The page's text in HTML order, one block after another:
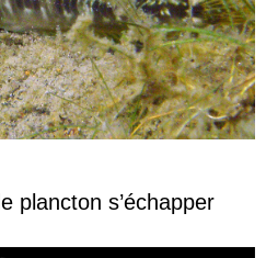
plancton s’échapper